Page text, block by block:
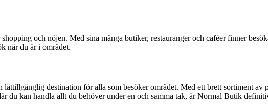
och nöjen. Med sina många butiker, restauranger och caféer finner
när du är i området.
destination för alla som besöker området. Med ett brett sortiment av
kan handla allt du behöver under en och samma tak, är Normal Butik